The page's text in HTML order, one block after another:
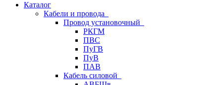
Каталог
Кабели и провода
Провод установочный
РКГМ
ПВС
ПуГВ
ПуВ
ПАВ
Кабель силовой